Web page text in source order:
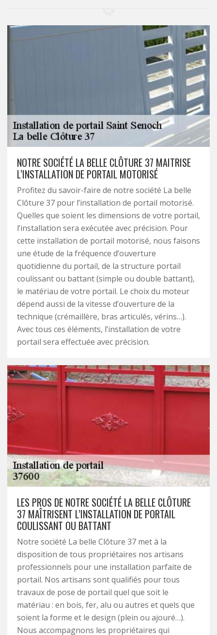
NOTRE SOCIÉTÉ LA BELLE CLÔTURE 37 MAITRISE
L’INSTALLATION DE PORTAIL MOTORISÉ
Profitez du savoir-faire de notre société La belle
Clôture 37 pour l’installation de portail motorisé.
Quelles que soient les dimensions de votre portail,
l’installation sera exécutée avec précision. Pour
cette installation de portail motorisé, nous faisons
une étude de la fréquence d’ouverture
quotidienne du portail, de la structure portail
coulissant ou battant (simple ou double battant),
le matériau de votre portail. Le choix du moteur
dépend aussi de la vitesse d’ouverture de la
technique (crémaillère, bras articulés, vérins…).
Avec tous ces éléments, l’installation de votre
portail sera effectuée avec précision.
LES PROS DE NOTRE SOCIÉTÉ LA BELLE CLÔTURE
37 MAÎTRISENT L’INSTALLATION DE PORTAIL
COULISSANT OU BATTANT
Notre société La belle Clôture 37 met à la
disposition de tous propriétaires nos artisans
professionnels pour une installation parfaite de
portail. Nos artisans sont qualifiés pour tous
travaux de pose de portail quel que soit le
matériau : en bois, fer, alu ou autres et quels que
soient la forme et le design (plein ou ajouré…).
Nous accompagnons les propriétaires qui